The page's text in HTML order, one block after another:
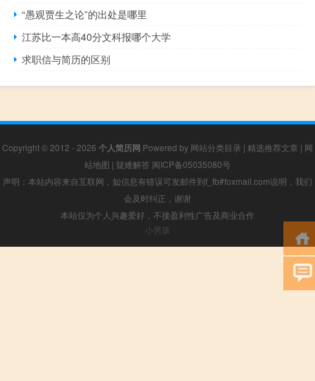
“愚观贾生之论”的出处是哪里
江苏比一本高40分文科报哪个大学
求职信与简历的区别
Copyright © 2012 - 2026 个人简历网 Powered by 网站分类目录 | 精选推荐文章 | 网
站地图 | 疑难解答 闽ICP备05035080号
声明：本站内容来自互联网，如信息有错误可发邮件到f_fb#foxmail.com说明，我们
会及时纠正，谢谢
本站仅为个人兴趣爱好，不接盈利性广告及商业合作
小男孩